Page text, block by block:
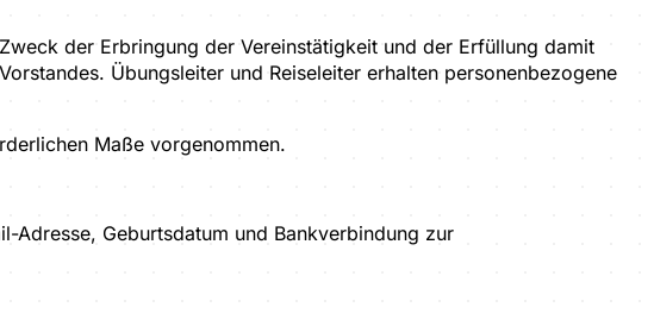
der Erbringung der Vereinstätigkeit und der Erfüllung damit
Übungsleiter und Reiseleiter erhalten personenbezogene
Maße vorgenommen.
Adresse, Geburtsdatum und Bankverbindung zur